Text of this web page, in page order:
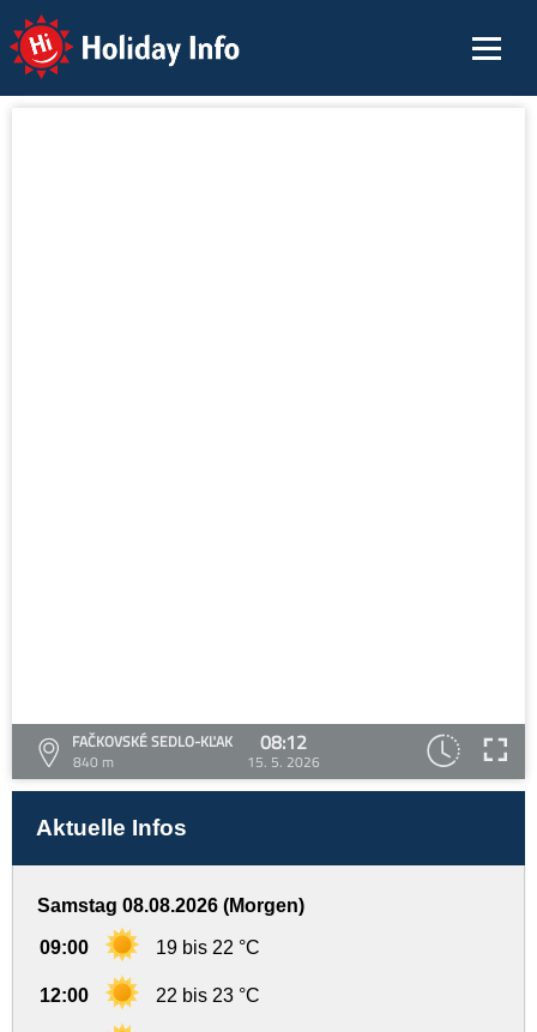
Holiday Info
FAČKOVSKÉ SEDLO-KĽAK
840 m
08:12
15. 5. 2026
Aktuelle Infos
Samstag 08.08.2026 (Morgen)
09:00 19 bis 22 °C
12:00 22 bis 23 °C